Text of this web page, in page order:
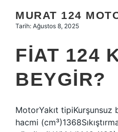
Hakkımızda
MURAT 124
Tarih: Ağustos 8, 2025
FIAT 124
BEYGIR?
MotorYakıt
hacmi